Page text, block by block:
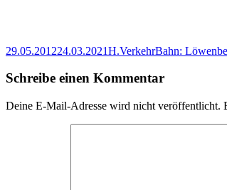
Veröffentlicht
29.05.201224.03.2021Autor
H.Kategorien
VerkehrSchlagwörter
Bahn:
Schreibe einen Kommentar
Deine E-Mail-Adresse wird nicht veröffentlicht.